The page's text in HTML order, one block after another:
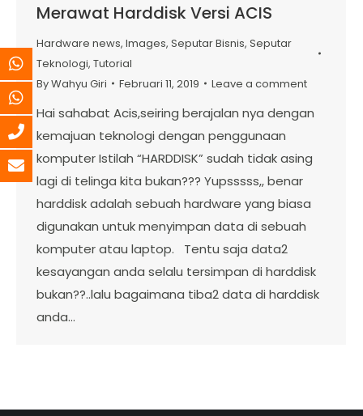
Merawat Harddisk Versi ACIS
Hardware news, Images, Seputar Bisnis, Seputar
Teknologi, Tutorial
ByWahyu Giri Februari 11, 2019 Leave a comment
Hai sahabat Acis,seiring berajalan nya dengan
kemajuan teknologi dengan penggunaan
komputer Istilah “HARDDISK” sudah tidak asing
lagi di telinga kita bukan??? Yupsssss,, benar
harddisk adalah sebuah hardware yang biasa
digunakan untuk menyimpan data di sebuah
komputer atau laptop. Tentu saja data2
kesayangan anda selalu tersimpan di harddisk
bukan??..lalu bagaimana tiba2 data di harddisk
anda…